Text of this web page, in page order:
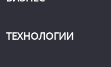
ТЕХНОЛОГИИ